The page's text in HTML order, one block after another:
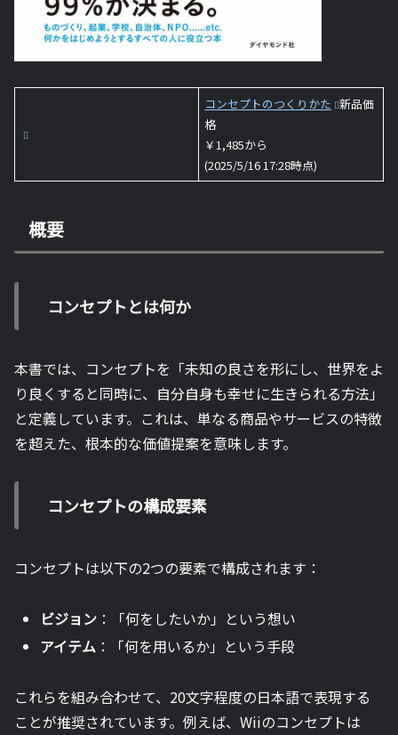
コンセプトのつくりかた 新品価
格
￥1,485から
(2025/5/16 17:28時点)
概要
コンセプトとは何か
本書では、コンセプトを「未知の良さを形にし、世界をよ
り良くすると同時に、自分自身も幸せに生きられる方法」
と定義しています。これは、単なる商品やサービスの特徴
を超えた、根本的な価値提案を意味します。
コンセプトの構成要素
コンセプトは以下の2つの要素で構成されます：
ビジョン ：「何をしたいか」という想い
アイテム ：「何を用いるか」という手段
これらを組み合わせて、20文字程度の日本語で表現する
ことが推奨されています。例えば、Wiiのコンセプトは